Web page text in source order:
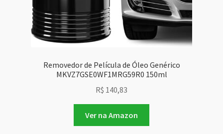
Removedor de Película de Óleo Genérico
MKVZ7GSE0WF1MRG59R0 150ml
R$ 140,83
Ver na Amazon